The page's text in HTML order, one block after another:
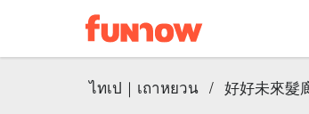
ไทเป｜เถาหยวน / 好好未來髮